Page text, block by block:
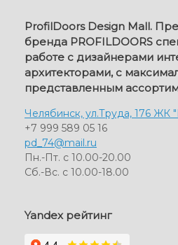
ProfilDoors Design Mall.
бренда PROFILDOORS
работе с дизайнерами
архитекторами, с
представленным
Челябинск, ул.Труда, 176 ЖК
+7 999 589 05 16
pd_74@mail.ru
Пн.-Пт. с 10.00-20.00
Сб.-Вс. с 10.00-18.00
Yandex рейтинг